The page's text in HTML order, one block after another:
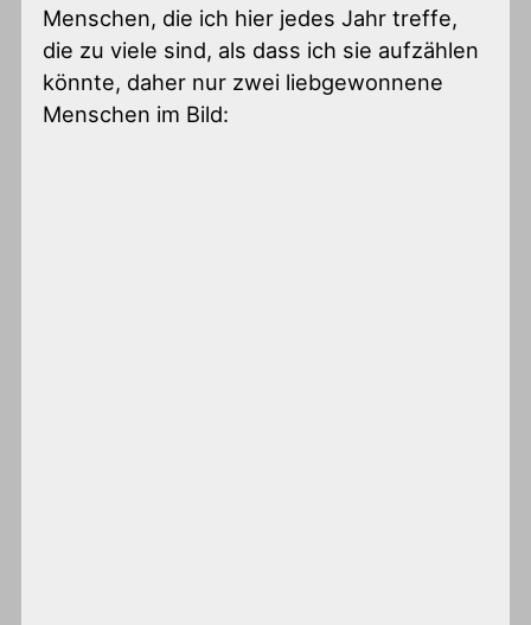
Menschen, die ich hier jedes Jahr treffe,
die zu viele sind, als dass ich sie aufzählen
könnte, daher nur zwei liebgewonnene
Menschen im Bild: